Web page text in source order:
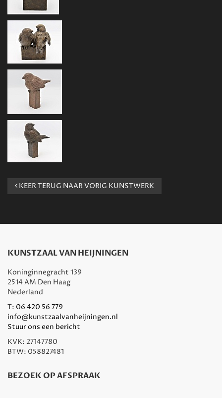
KEER TERUG NAAR VORIG KUNSTWERK
KUNSTZAAL VAN HEIJNINGEN
Koninginnegracht 139
2514 AM Den Haag
Nederland
T: 06 420 56 779
info@kunstzaalvanheijningen.nl
Stuur ons een bericht
KVK: 27147780
BTW: 058827481
BEZOEK OP AFSPRAAK